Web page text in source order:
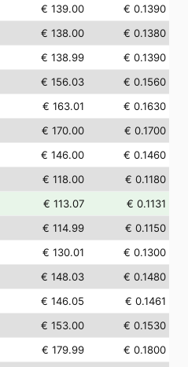
€ 139.00
€ 0.1390
€ 138.00
€ 0.1380
€ 138.99
€ 0.1390
€ 156.03
€ 0.1560
€ 163.01
€ 0.1630
€ 170.00
€ 0.1700
€ 146.00
€ 0.1460
€ 118.00
€ 0.1180
€ 113.07
€ 0.1131
€ 114.99
€ 0.1150
€ 130.01
€ 0.1300
€ 148.03
€ 0.1480
€ 146.05
€ 0.1461
€ 153.00
€ 0.1530
€ 179.99
€ 0.1800